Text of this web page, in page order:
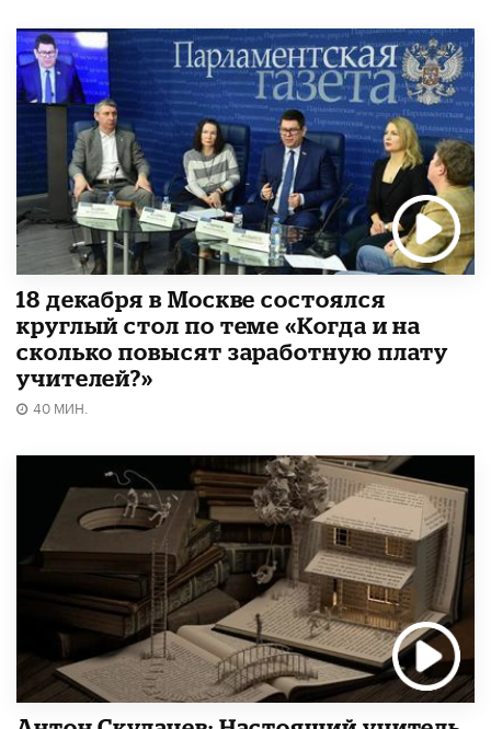
18 декабря в Москве состоялся
круглый стол по теме «Когда и на
сколько повысят заработную плату
учителей?»
40 МИН.